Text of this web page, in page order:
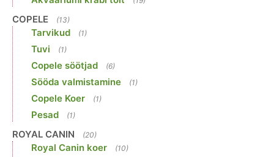
COPELE (13)
Tarvikud (1)
Tuvi (1)
Copele söötjad (6)
Sööda valmistamine (1)
Copele Koer (1)
Pesad (1)
ROYAL CANIN (20)
Royal Canin koer (10)